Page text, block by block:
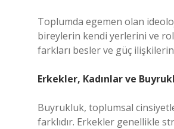
Toplumda egemen olan
bireylerin kendi yerlerini ve
farkları besler ve güç
Erkekler, Kadınlar ve
Buyrukluk, toplumsal
farklıdır. Erkekler genellikle